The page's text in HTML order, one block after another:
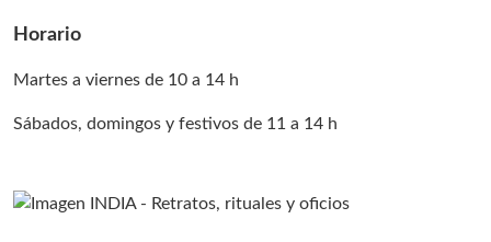
Horario
Martes a viernes de 10 a 14 h
Sábados, domingos y festivos de 11 a 14 h